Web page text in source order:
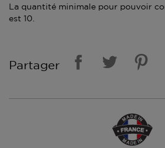
La quantité minimale pour pouvoir
est 10.
Partager